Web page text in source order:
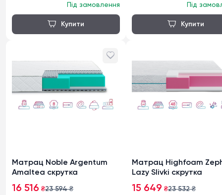
Під замовлення
Під
Матрац Noble Argentum
Amaltea скрутка
16 516 ₴23 594₴
Матрац Highfoam
Lazy Slivki скрутка
15 649 ₴23 532₴